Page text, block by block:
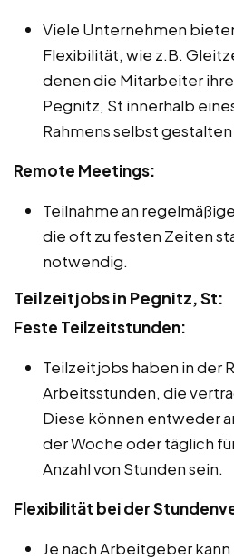
Viele Unternehmen
Flexibilität, wie z.B.
denen die Mitarbeiter
Pegnitz, St innerhalb
Rahmens selbst
Remote Meetings:
Teilnahme an
die oft zu festen Zeiten
notwendig.
Teilzeitjobs in Pegnitz, St:
Feste Teilzeitstunden:
Teilzeitjobs haben in der
Arbeitsstunden, die
Diese können entweder
der Woche oder täglich
Anzahl von Stunden sein.
Flexibilität bei der
Je nach Arbeitgeber